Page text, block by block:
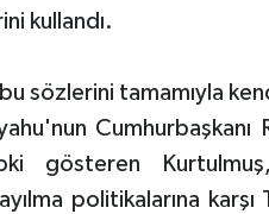
kullandı.
sözlerini tamamıyla
gösteren Kurtulmuş,
politikalarına